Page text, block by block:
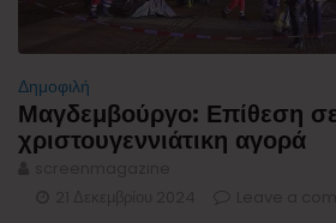
Δημοφιλή
Μαγδεμβούργο: Επίθεση
χριστουγεννιάτικη αγορά